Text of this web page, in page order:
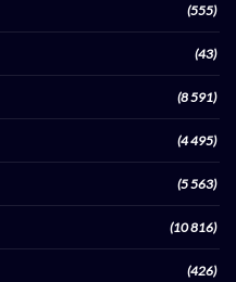
(555)
(43)
(8 591)
(4 495)
(5 563)
(10 816)
(426)